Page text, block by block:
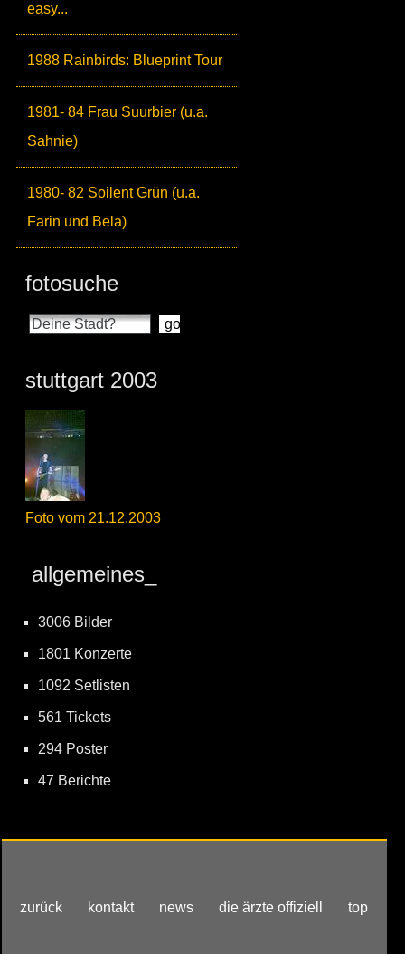
easy...
1988 Rainbirds: Blueprint Tour
1981- 84 Frau Suurbier (u.a.
Sahnie)
1980- 82 Soilent Grün (u.a.
Farin und Bela)
fotosuche
stuttgart 2003
Foto vom 21.12.2003
allgemeines_
3006 Bilder
1801 Konzerte
1092 Setlisten
561 Tickets
294 Poster
47 Berichte
zurück kontakt news die ärzte offiziell top